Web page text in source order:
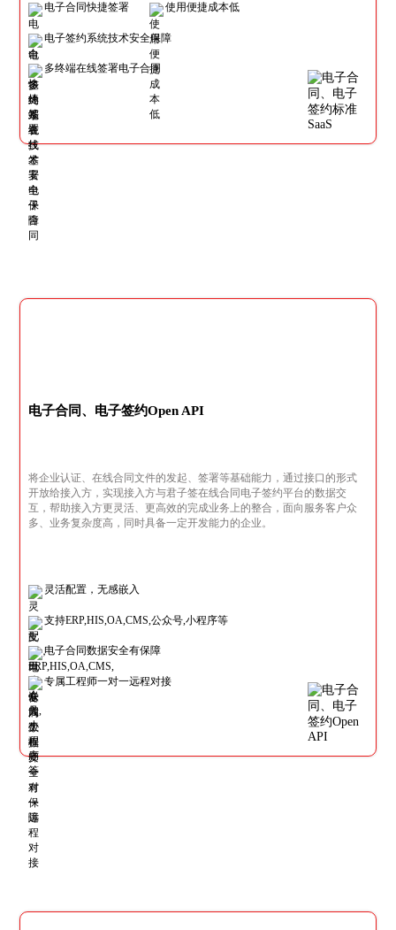
电子合同快捷签署 使用便捷成本低
电子签约系统技术安全保障
多终端在线签署电子合同
电子合同、电子签约Open API
将企业认证、在线合同文件的发起、签署等基础能力，通过接口的形式
开放给接入方，实现接入方与君子签在线合同电子签约平台的数据交
互，帮助接入方更灵活、更高效的完成业务上的整合，面向服务客户众
多、业务复杂度高，同时具备一定开发能力的企业。
灵活配置，无感嵌入
支持ERP,HIS,OA,CMS,公众号,小程序等
电子合同数据安全有保障
专属工程师一对一远程对接